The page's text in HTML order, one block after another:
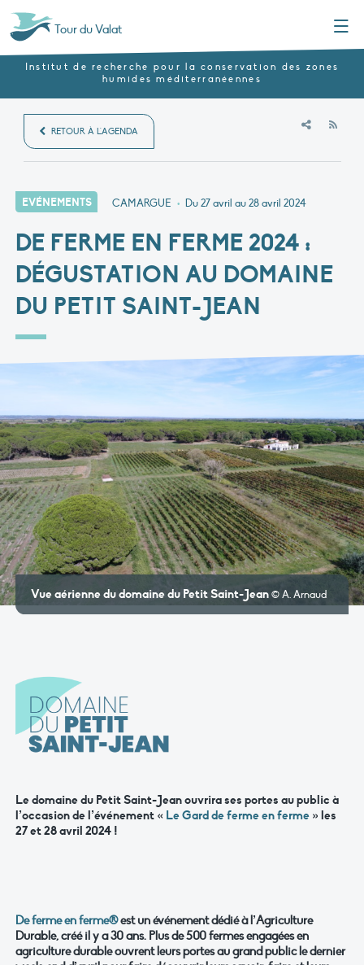
Tour du Valat
Institut de recherche pour la conservation des zones
humides méditerranéennes
RETOUR À L'AGENDA
EVÉNEMENTS CAMARGUE • Du 27 avril au 28 avril 2024
DE FERME EN FERME 2024 :
DÉGUSTATION AU DOMAINE
DU PETIT SAINT-JEAN
Vue aérienne du domaine du Petit Saint-Jean© A. Arnaud
Le domaine du Petit Saint-Jean ouvrira ses portes au public à
l’occasion de l’événement « Le Gard de ferme en ferme » les
27 et 28 avril 2024 !
De ferme en ferme®est un événement dédié à l’Agriculture
Durable, créé il y a 30 ans. Plus de 500 fermes engagées en
agriculture durable ouvrent leurs portes au grand public le dernier